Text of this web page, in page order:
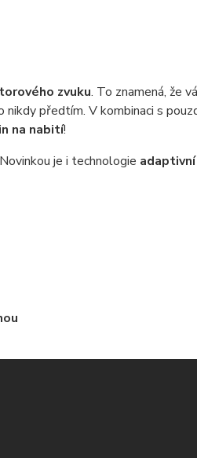
zvuku. To znamená, že
nikdy předtím. V kombinaci s
na nabití!
je i technologie